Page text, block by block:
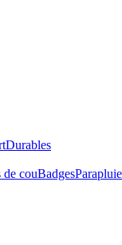
Durables
de couBadges